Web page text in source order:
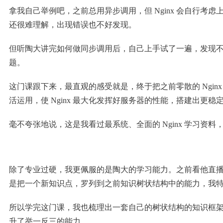
拿我自己举例吧，之前总用异步调用，但 Nginx 会自行考虑
还很难理解，出现错误也不好发现。
但听陶大讲完如何做同步调用后，自己上手试了一遍，发现
题。
这门课跟下来，最直观的感受就是，终于把之前零散的
活运用，使 Nginx 最大化发挥好服务器的性能，搭建出更稳
毫不夸张地说，这是我看过最系统、全面的 Nginx 学习资料
除了专业过硬，我更佩服的是陶大的学习能力。之前看他
是把一个新知识点，罗列到之前知识树状结构中的能力，我
所以学完这门课，我也梳理出一套自己的树状结构的知识框